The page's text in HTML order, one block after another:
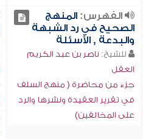
الفهرس:المنهج
الصحيح في رد الشبهة
والبدعة , الأسئلة
للشيخ: ناصر بن عبد الكريم
العقل
جزء من محاضرة ( منهج السلف
في تقرير العقيدة ونشرها والرد
على المخالفين)